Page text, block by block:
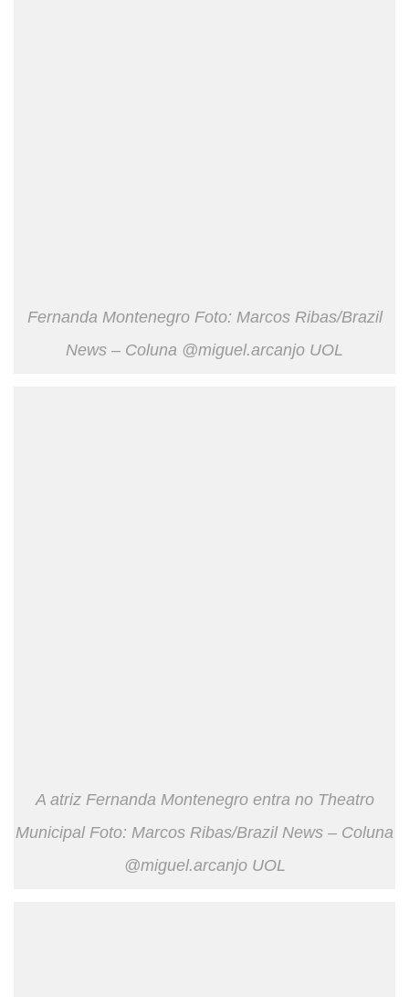
Fernanda Montenegro Foto: Marcos Ribas/Brazil
News – Coluna @miguel.arcanjo UOL
A atriz Fernanda Montenegro entra no Theatro
Municipal Foto: Marcos Ribas/Brazil News – Coluna
@miguel.arcanjo UOL